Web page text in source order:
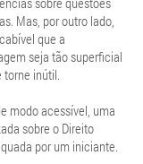
Mas, por outro lado,
que a
seja tão superficial
torne inútil.
modo acessível, uma
sobre o Direito
por um iniciante.